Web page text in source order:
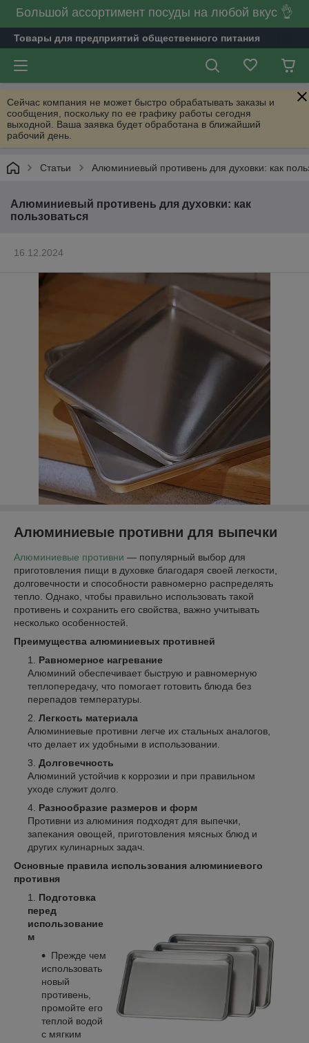
Большой ассортимент посуды на любой вкус 👌
Товары для предприятий общественного питания
Сейчас компания не может быстро обрабатывать заказы и
сообщения, поскольку по ее графику работы сегодня
выходной. Ваша заявка будет обработана в ближайший
рабочий день.
Статьи Алюминиевый противень для духовки: как
Алюминиевый противень для духовки: как
пользоваться
16.12.2024
Алюминиевые противни для выпечки
Алюминиевые противни — популярный выбор для
приготовления пищи в духовке благодаря своей легкости,
долговечности и способности равномерно распределять
тепло. Однако, чтобы правильно использовать такой
противень и сохранить его свойства, важно учитывать
несколько особенностей.
Преимущества алюминиевых противней
Равномерное нагревание
Алюминий обеспечивает быструю и равномерную
теплопередачу, что помогает готовить блюда без
перепадов температуры.
Легкость материала
Алюминиевые противни легче их стальных аналогов,
что делает их удобными в использовании.
Долговечность
Алюминий устойчив к коррозии и при правильном
уходе служит долго.
Разнообразие размеров и форм
Противни из алюминия подходят для выпечки,
запекания овощей, приготовления мясных блюд и
других кулинарных задач.
Основные правила использования алюминиевого
противня
Подготовка
перед
использование
м
Прежде чем
использовать
новый
противень,
промойте его
теплой водой
с мягким